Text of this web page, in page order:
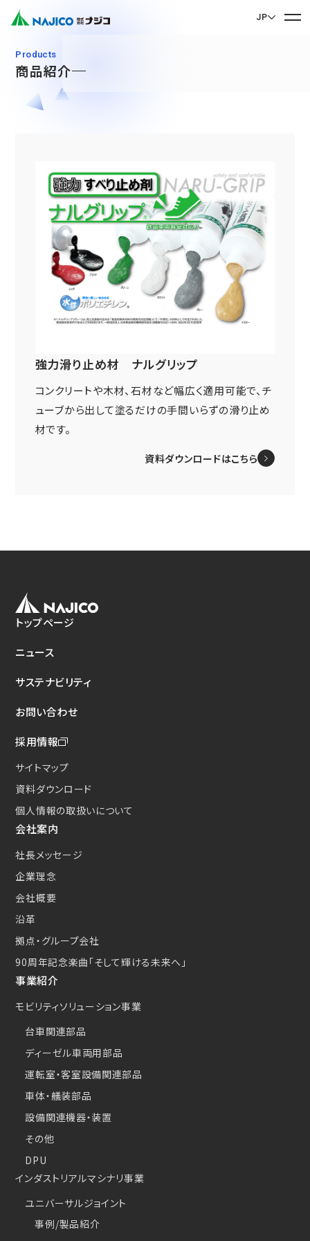
JP
ホーム
社長メッセージ
会社概要
企業理念
沿革
拠点・グループ会社
90周年記念楽曲「そして輝ける未来へ」
事業紹介
事業紹介 TOP
モビリティソリューション事業
台車関連部品
ディーゼル車両用部品
運転室・客室設備関連部品
インダストリアルマシナリ事業
アフターサービスへの取り組み
CSクーラコンパクト(CSC)
サステナビリティ
サステナビリティ TOP
CSR
SDGs
お問い合わせ
お問い合わせ TOP
鉄道車両部品関連に関して
ユニバーサルジョイント／セーフティーフィット®／熱交換
(インダストリアルマシナリ事業)
その他
新卒採用に関して
ニュース
採用情報
商品紹介
Products
強力滑り止め材 ナルグリップ
コンクリートや木材、石材など幅広く適用可能で、チ
ューブから出して塗るだけの手間いらずの滑り止め
材です。
資料ダウンロードはこちら
トップページ
ニュース
サステナビリティ
お問い合わせ
採用情報
サイトマップ
資料ダウンロード
個人情報の取扱いについて
会社案内
社長メッセージ
企業理念
会社概要
沿革
拠点・グループ会社
90周年記念楽曲 「そして輝ける未来へ」
事業紹介
モビリティソリューション事業
台車関連部品
ディーゼル車両用部品
運転室・客室設備関連部品
車体・艤装部品
設備関連機器・装置
その他
DPU
インダストリアルマシナリ事業
ユニバーサルジョイント
事例/製品紹介